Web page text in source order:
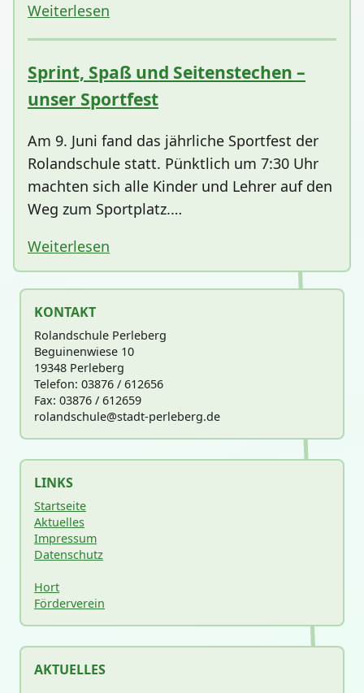
Weiterlesen
Sprint, Spaß und Seitenstechen –
unser Sportfest
Am 9. Juni fand das jährliche Sportfest der
Rolandschule statt. Pünktlich um 7:30 Uhr
machten sich alle Kinder und Lehrer auf den
Weg zum Sportplatz.…
Weiterlesen
KONTAKT
Rolandschule Perleberg
Beguinenwiese 10
19348 Perleberg
Telefon: 03876 / 612656
Fax: 03876 / 612659
rolandschule@stadt-perleberg.de
LINKS
Startseite
Aktuelles
Impressum
Datenschutz
Hort
Förderverein
AKTUELLES